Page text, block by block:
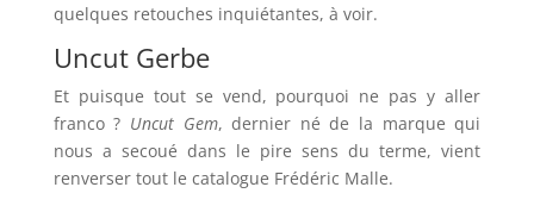
quelques retouches inquiétantes, à voir.
Uncut Gerbe
Et puisque tout se vend, pourquoi ne pas y aller
franco ? Uncut Gem, dernier né de la marque qui
nous a secoué dans le pire sens du terme, vient
renverser tout le catalogue Frédéric Malle.